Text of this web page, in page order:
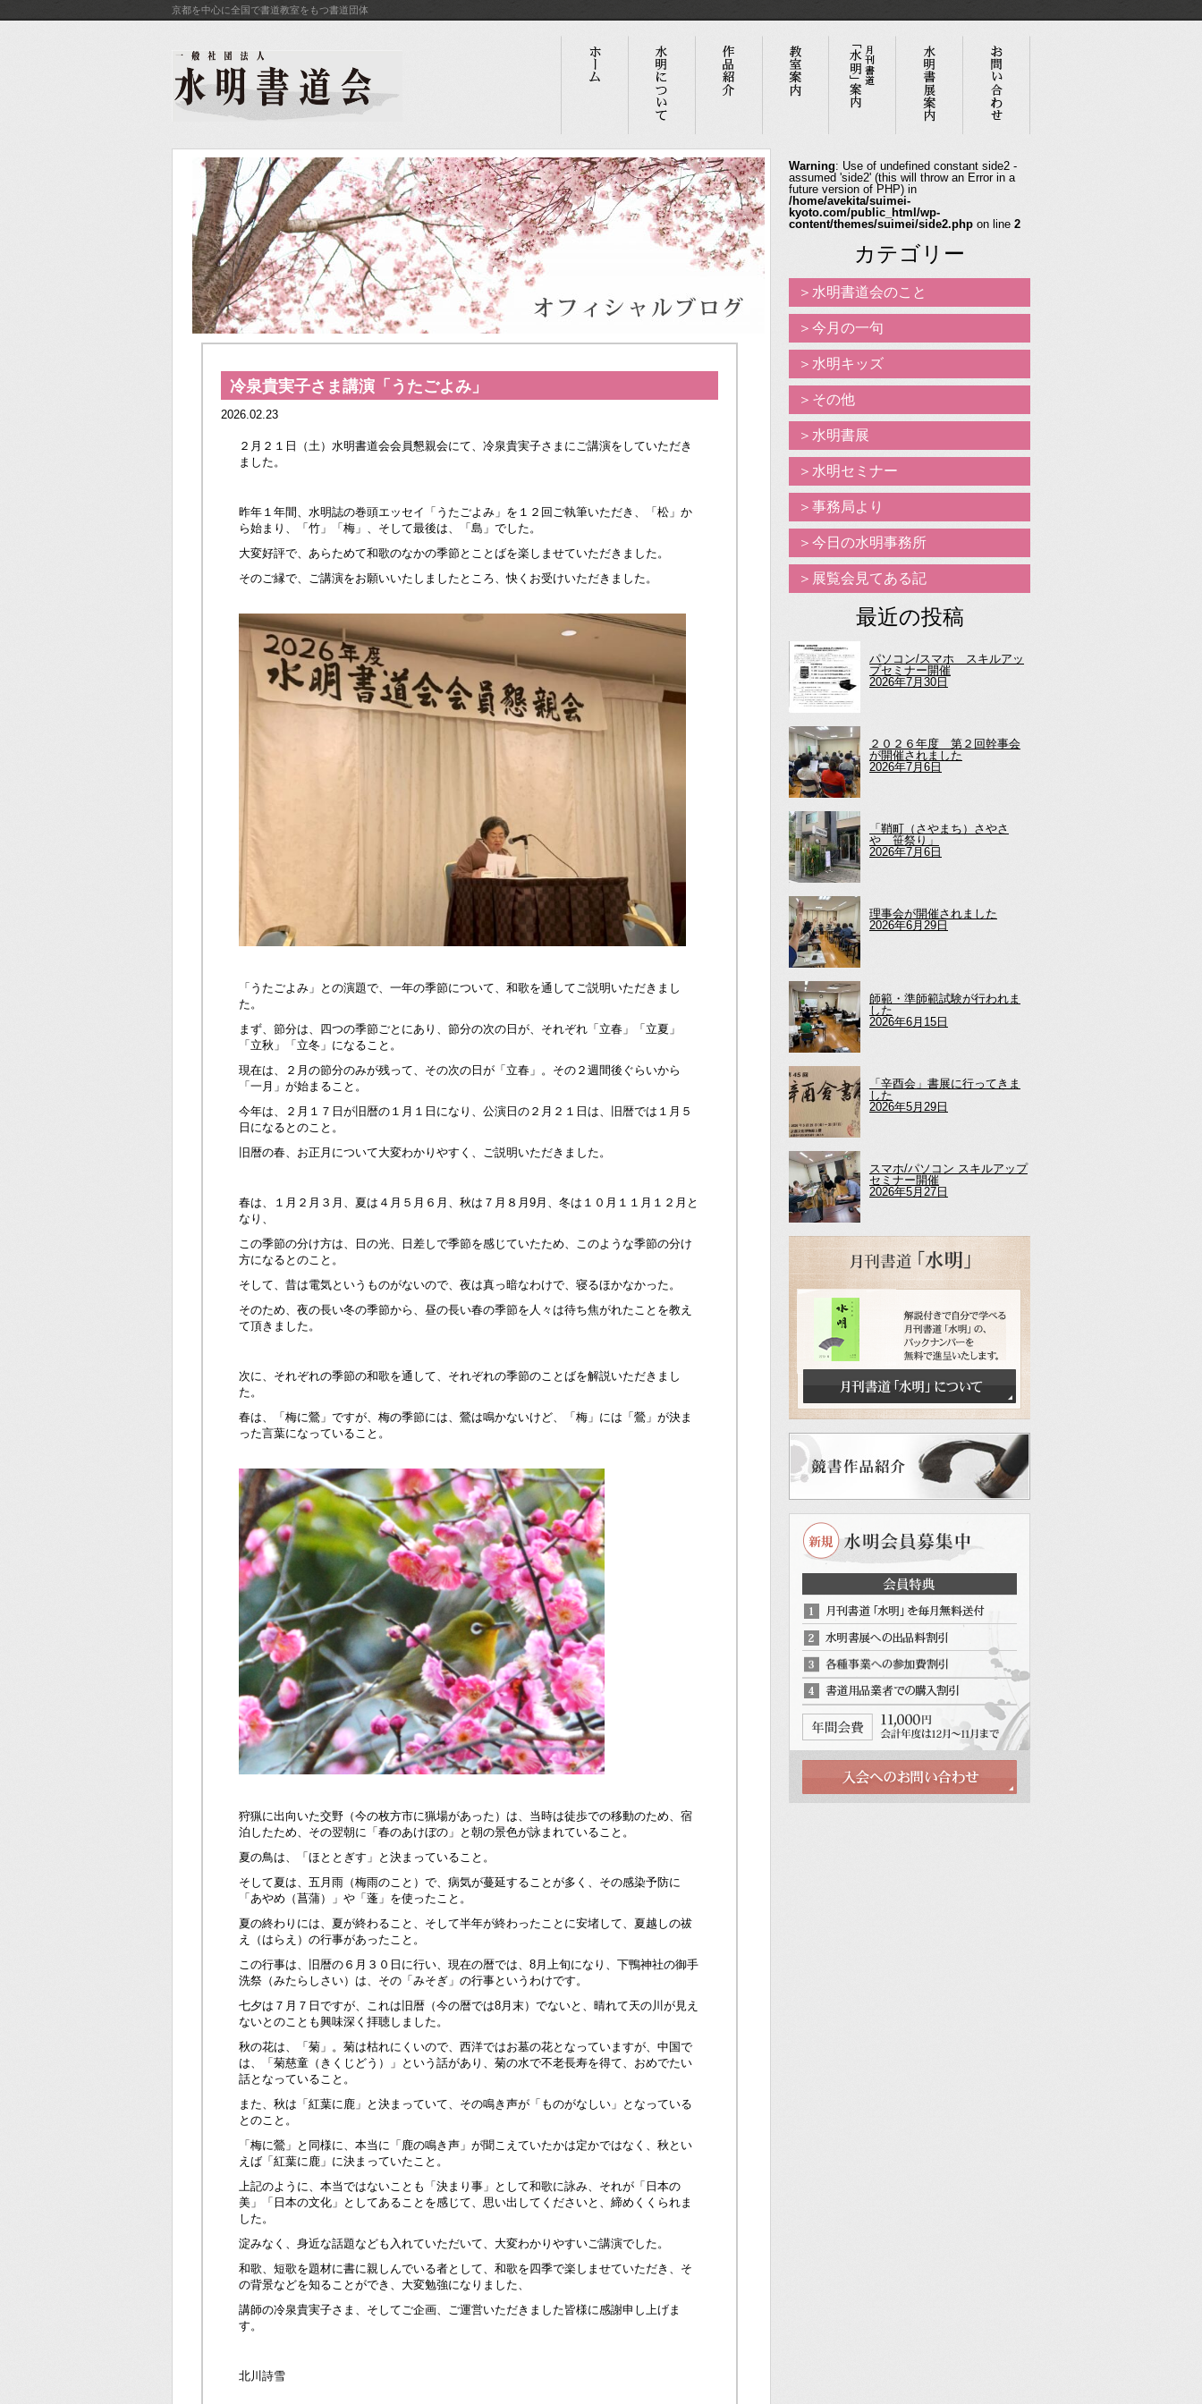
京都を中心に全国で書道教室をもつ書道団体
冷泉貴実子さま講演「うたごよみ」
2026.02.23
２月２１日（土）水明書道会会員懇親会にて、冷泉貴実子さまにご講演をしていただき
ました。
昨年１年間、水明誌の巻頭エッセイ「うたごよみ」を１２回ご執筆いただき、「松」か
ら始まり、「竹」「梅」、そして最後は、「島」でした。
大変好評で、あらためて和歌のなかの季節とことばを楽しませていただきました。
そのご縁で、ご講演をお願いいたしましたところ、快くお受けいただきました。
「うたごよみ」との演題で、一年の季節について、和歌を通してご説明いただきまし
た。
まず、節分は、四つの季節ごとにあり、節分の次の日が、それぞれ「立春」「立夏」
「立秋」「立冬」になること。
現在は、２月の節分のみが残って、その次の日が「立春」。その２週間後ぐらいから
「一月」が始まること。
今年は、２月１７日が旧暦の１月１日になり、公演日の２月２１日は、旧暦では１月５
日になるとのこと。
旧暦の春、お正月について大変わかりやすく、ご説明いただきました。
春は、１月２月３月、夏は４月５月６月、秋は７月８月9月、冬は１０月１１月１２月と
なり、
この季節の分け方は、日の光、日差しで季節を感じていたため、このような季節の分け
方になるとのこと。
そして、昔は電気というものがないので、夜は真っ暗なわけで、寝るほかなかった。
そのため、夜の長い冬の季節から、昼の長い春の季節を人々は待ち焦がれたことを教え
て頂きました。
次に、それぞれの季節の和歌を通して、それぞれの季節のことばを解説いただきまし
た。
春は、「梅に鶯」ですが、梅の季節には、鶯は鳴かないけど、「梅」には「鶯」が決ま
った言葉になっていること。
狩猟に出向いた交野（今の枚方市に猟場があった）は、当時は徒歩での移動のため、宿
泊したため、その翌朝に「春のあけぼの」と朝の景色が詠まれていること。
夏の鳥は、「ほととぎす」と決まっていること。
そして夏は、五月雨（梅雨のこと）で、病気が蔓延することが多く、その感染予防に
「あやめ（菖蒲）」や「蓬」を使ったこと。
夏の終わりには、夏が終わること、そして半年が終わったことに安堵して、夏越しの祓
え（はらえ）の行事があったこと。
この行事は、旧暦の６月３０日に行い、現在の暦では、8月上旬になり、下鴨神社の御手
洗祭（みたらしさい）は、その「みそぎ」の行事というわけです。
七夕は７月７日ですが、これは旧暦（今の暦では8月末）でないと、晴れて天の川が見え
ないとのことも興味深く拝聴しました。
秋の花は、「菊」。菊は枯れにくいので、西洋ではお墓の花となっていますが、中国で
は、「菊慈童（きくじどう）」という話があり、菊の水で不老長寿を得て、おめでたい
話となっていること。
また、秋は「紅葉に鹿」と決まっていて、その鳴き声が「ものがなしい」となっている
とのこと。
「梅に鶯」と同様に、本当に「鹿の鳴き声」が聞こえていたかは定かではなく、秋とい
えば「紅葉に鹿」に決まっていたこと。
上記のように、本当ではないことも「決まり事」として和歌に詠み、それが「日本の
美」「日本の文化」としてあることを感じて、思い出してくださいと、締めくくられま
した。
淀みなく、身近な話題なども入れていただいて、大変わかりやすいご講演でした。
和歌、短歌を題材に書に親しんでいる者として、和歌を四季で楽しませていただき、そ
の背景などを知ることができ、大変勉強になりました、
講師の冷泉貴実子さま、そしてご企画、ご運営いただきました皆様に感謝申し上げま
す。
北川詩雪
Warning: Use of undefined constant side2 -
assumed 'side2' (this will throw an Error in a
future version of PHP) in
/home/avekita/suimei-
kyoto.com/public_html/wp-
content/themes/suimei/side2.php on line 2
カテゴリー
水明書道会のこと
今月の一句
水明キッズ
その他
水明書展
水明セミナー
事務局より
今日の水明事務所
展覧会見てある記
最近の投稿
パソコン/スマホ スキルアッ
プセミナー開催
2026年7月30日
２０２６年度 第２回幹事会
が開催されました
2026年7月6日
「鞘町（さやまち）さやさ
や 笹祭り」
2026年7月6日
理事会が開催されました
2026年6月29日
師範・準師範試験が行われま
した
2026年6月15日
「辛酉会」書展に行ってきま
した
2026年5月29日
スマホ/パソコン スキルアップ
セミナー開催
2026年5月27日